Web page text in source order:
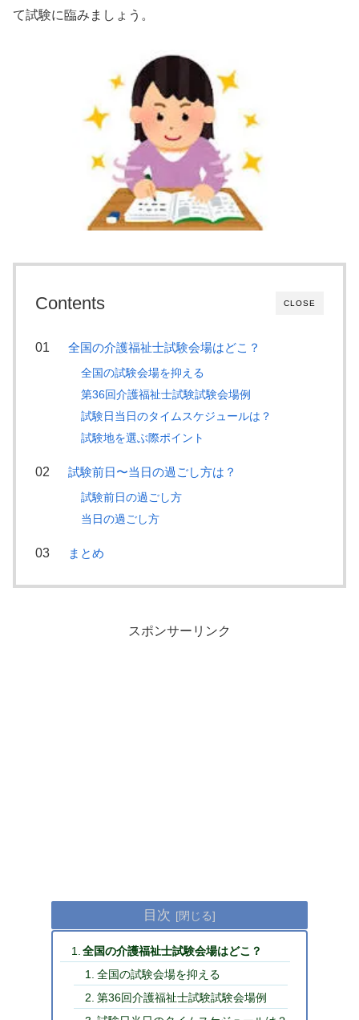
て試験に臨みましょう。
CLOSE
Contents
全国の介護福祉士試験会場はどこ？
全国の試験会場を抑える
第36回介護福祉士試験試験会場例
試験日当日のタイムスケジュールは？
試験地を選ぶ際ポイント
試験前日〜当日の過ごし方は？
試験前日の過ごし方
当日の過ごし方
まとめ
スポンサーリンク
目次
全国の介護福祉士試験会場はどこ？
全国の試験会場を抑える
第36回介護福祉士試験試験会場例